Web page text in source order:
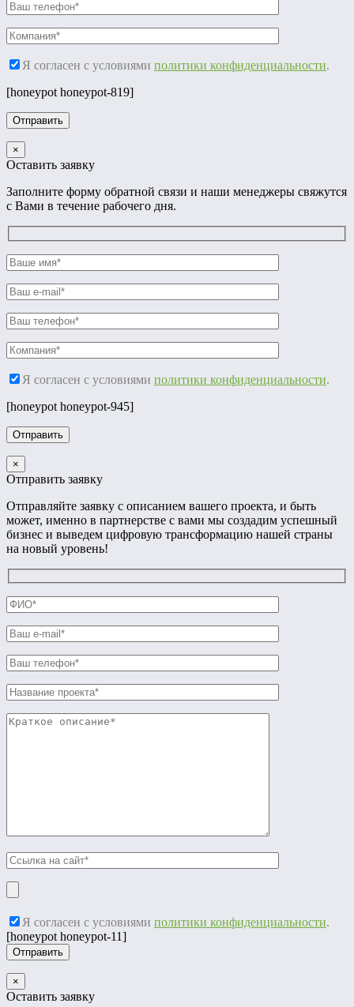
Я согласен с условиями политики конфиденциальности.
[honeypot honeypot-819]
×
Оставить заявку
Заполните форму обратной связи и наши менеджеры свяжутся
с Вами в течение рабочего дня.
Я согласен с условиями политики конфиденциальности.
[honeypot honeypot-945]
×
Отправить заявку
Отправляйте заявку с описанием вашего проекта, и быть
может, именно в партнерстве с вами мы создадим успешный
бизнес и выведем цифровую трансформацию нашей страны
на новый уровень!
Я согласен с условиями политики конфиденциальности.
[honeypot honeypot-11]
×
Оставить заявку